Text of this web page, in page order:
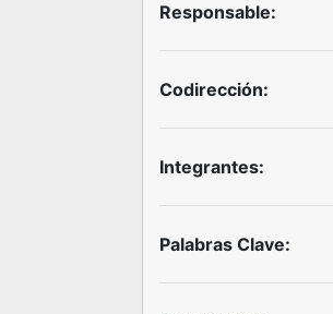
Responsable:
Codirección:
Integrantes:
Palabras Clave: